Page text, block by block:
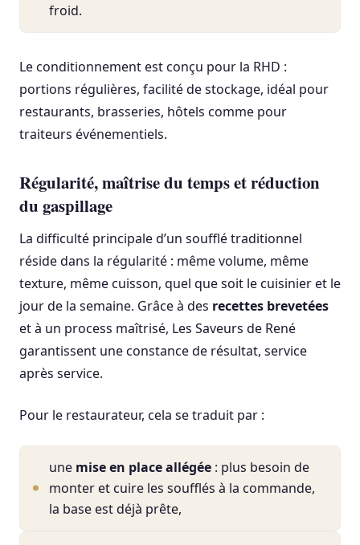
froid.
Le conditionnement est conçu pour la RHD :
portions régulières, facilité de stockage, idéal pour
restaurants, brasseries, hôtels comme pour
traiteurs événementiels.
Régularité, maîtrise du temps et réduction
du gaspillage
La difficulté principale d’un soufflé traditionnel
réside dans la régularité : même volume, même
texture, même cuisson, quel que soit le cuisinier et le
jour de la semaine. Grâce à des recettes brevetées
et à un process maîtrisé, Les Saveurs de René
garantissent une constance de résultat, service
après service.
Pour le restaurateur, cela se traduit par :
une mise en place allégée : plus besoin de
monter et cuire les soufflés à la commande,
la base est déjà prête,